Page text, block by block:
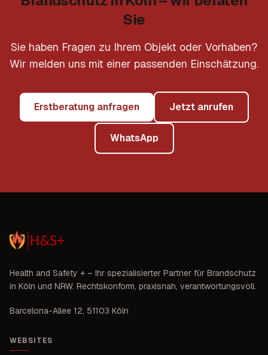
Sie
Sie haben Fragen zu Ihrem Objekt oder Vorhaben?
Wir melden uns mit einer passenden Einschätzung.
Erstberatung anfragen Jetzt anrufen
WhatsApp
Health and Safety + – Ihr spezialisierter Partner für Brandschutz
in Köln und NRW. Rechtskonform, praxisnah, verantwortungsvoll.
Barcelona-Allee 12, 51103 Köln
WEBSITES